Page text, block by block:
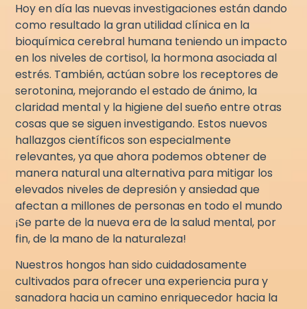
Hoy en día las nuevas investigaciones están dando
como resultado la gran utilidad clínica en la
bioquímica cerebral humana teniendo un impacto
en los niveles de cortisol, la hormona asociada al
estrés. También, actúan sobre los receptores de
serotonina, mejorando el estado de ánimo, la
claridad mental y la higiene del sueño entre otras
cosas que se siguen investigando. Estos nuevos
hallazgos científicos son especialmente
relevantes, ya que ahora podemos obtener de
manera natural una alternativa para mitigar los
elevados niveles de depresión y ansiedad que
afectan a millones de personas en todo el mundo
¡Se parte de la nueva era de la salud mental, por
fin, de la mano de la naturaleza!
Nuestros hongos han sido cuidadosamente
cultivados para ofrecer una experiencia pura y
sanadora hacia un camino enriquecedor hacia la